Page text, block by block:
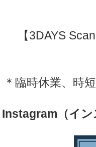
【3DAYS
＊臨時休業、時
Instagram（イ